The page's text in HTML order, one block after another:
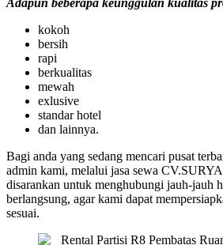
kokoh
bersih
rapi
berkualitas
mewah
exlusive
standar hotel
dan lainnya.
Bagi anda yang sedang mencari pusat
admin kami, melalui jasa sewa
disarankan untuk menghubungi jauh-jauh
berlangsung, agar kami dapat
sesuai.